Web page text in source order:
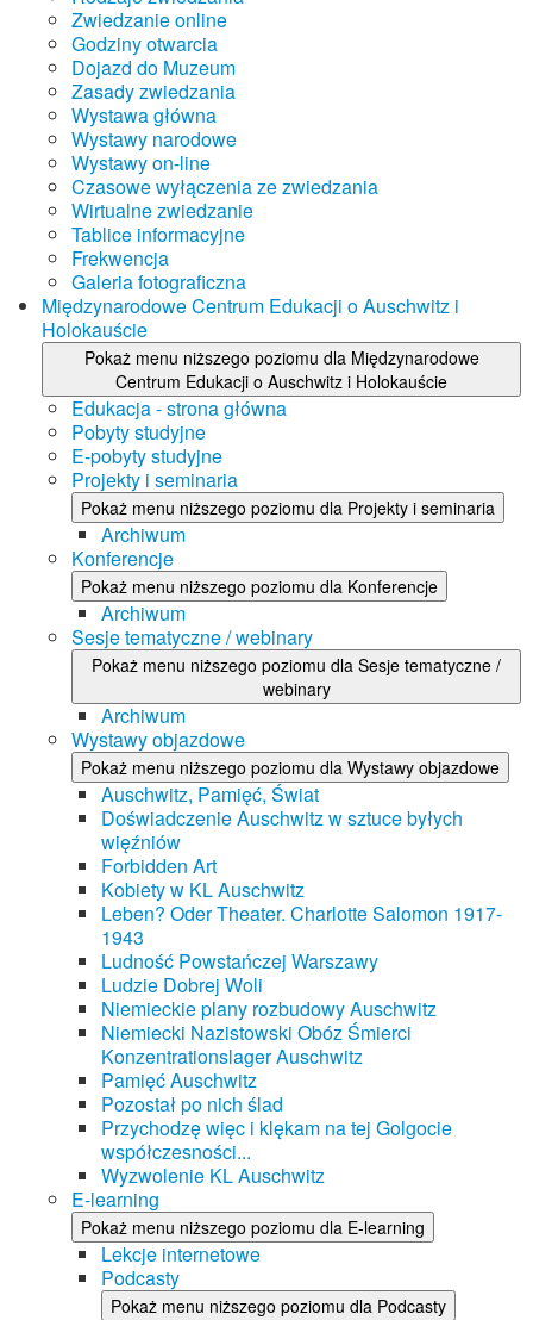
Zwiedzanie online
Godziny otwarcia
Dojazd do Muzeum
Zasady zwiedzania
Wystawa główna
Wystawy narodowe
Wystawy on-line
Czasowe wyłączenia ze zwiedzania
Wirtualne zwiedzanie
Tablice informacyjne
Frekwencja
Galeria fotograficzna
Międzynarodowe Centrum Edukacji o Auschwitz i
Holokauście
Pokaż menu niższego poziomu dla Międzynarodowe
Centrum Edukacji o Auschwitz i Holokauście
Edukacja - strona główna
Pobyty studyjne
E-pobyty studyjne
Projekty i seminaria
Pokaż menu niższego poziomu dla Projekty i seminaria
Archiwum
Konferencje
Pokaż menu niższego poziomu dla Konferencje
Archiwum
Sesje tematyczne / webinary
Pokaż menu niższego poziomu dla Sesje tematyczne /
webinary
Archiwum
Wystawy objazdowe
Pokaż menu niższego poziomu dla Wystawy objazdowe
Auschwitz, Pamięć, Świat
Doświadczenie Auschwitz w sztuce byłych
więźniów
Forbidden Art
Kobiety w KL Auschwitz
Leben? Oder Theater. Charlotte Salomon 1917-
1943
Ludność Powstańczej Warszawy
Ludzie Dobrej Woli
Niemieckie plany rozbudowy Auschwitz
Niemiecki Nazistowski Obóz Śmierci
Konzentrationslager Auschwitz
Pamięć Auschwitz
Pozostał po nich ślad
Przychodzę więc i klękam na tej Golgocie
współczesności...
Wyzwolenie KL Auschwitz
E-learning
Pokaż menu niższego poziomu dla E-learning
Lekcje internetowe
Podcasty
Pokaż menu niższego poziomu dla Podcasty